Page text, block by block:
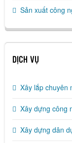
Sản xuất công
DỊCH VỤ
Xây lắp chuyên
Xây dựng công
Xây dựng dân